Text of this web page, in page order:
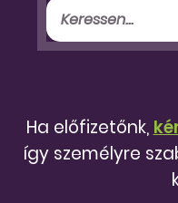
Ha előfizetőnk,
így személyre